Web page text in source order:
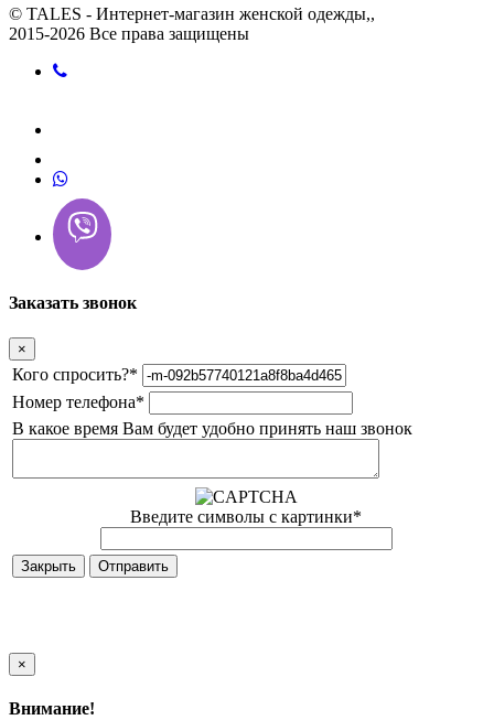
© TALES - Интернет-магазин женской одежды,,
2015-2026 Все права защищены
Заказать звонок
×
Кого спросить?*
Номер телефона*
В какое время Вам будет удобно принять наш звонок
Введите символы с картинки*
Закрыть
×
Внимание!